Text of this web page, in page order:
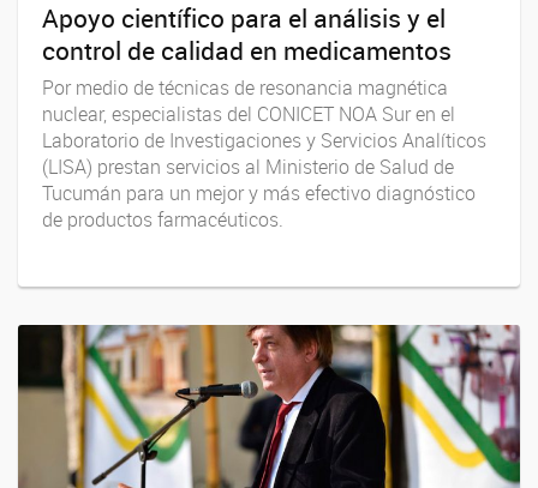
Apoyo científico para el análisis y el
control de calidad en medicamentos
Por medio de técnicas de resonancia magnética
nuclear, especialistas del CONICET NOA Sur en el
Laboratorio de Investigaciones y Servicios Analíticos
(LISA) prestan servicios al Ministerio de Salud de
Tucumán para un mejor y más efectivo diagnóstico
de productos farmacéuticos.